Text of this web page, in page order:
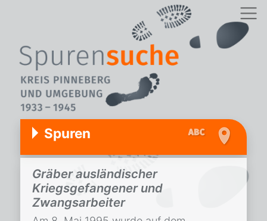
Spuren
Gräber ausländischer
Kriegsgefangener und
Zwangsarbeiter